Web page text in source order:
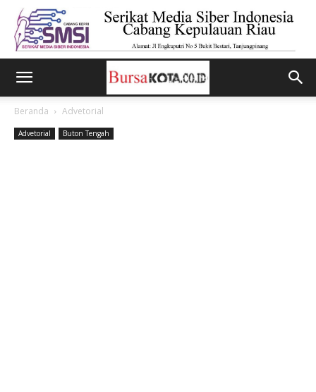
Beranda Advetorial
Advetorial Buton Tengah